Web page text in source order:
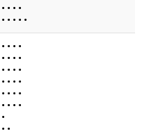
• • • •
• • • • •
• • • •
• • • •
• • • •
• • • •
• • • •
• • • •
•
• •